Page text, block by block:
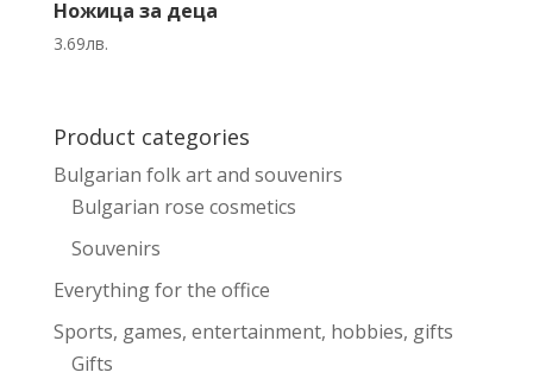
Ножица за деца
3.69лв.
Product categories
Bulgarian folk art and souvenirs
Bulgarian rose cosmetics
Souvenirs
Everything for the office
Sports, games, entertainment, hobbies, gifts
Gifts